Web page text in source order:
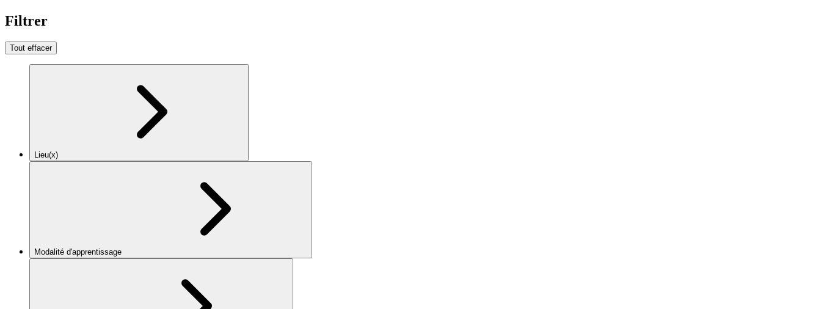
Filtrer
Tout effacer
Lieu(x)
Modalité d'apprentissage